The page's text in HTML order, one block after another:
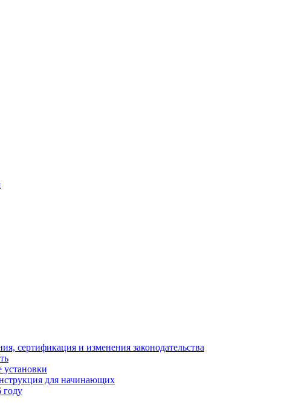
сертификация и изменения законодательства
для начинающих
году